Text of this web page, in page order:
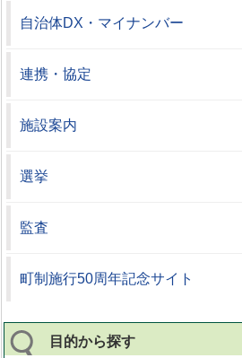
自治体DX・マイナンバー
連携・協定
施設案内
選挙
監査
町制施行50周年記念サイト
目的から探す